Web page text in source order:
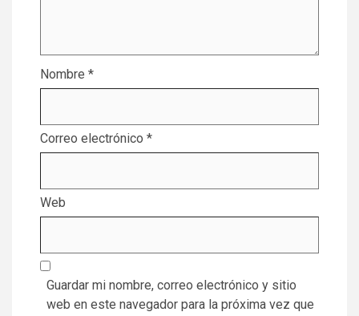
Nombre *
Correo electrónico *
Web
Guardar mi nombre, correo electrónico y sitio
web en este navegador para la próxima vez que